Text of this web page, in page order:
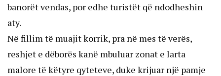
banorët vendas, por edhe turistët që ndodheshin
aty.
Në fillim të muajit korrik, pra në mes të verës,
reshjet e dëborës kanë mbuluar zonat e larta
malore të këtyre qyteteve, duke krijuar një pamje